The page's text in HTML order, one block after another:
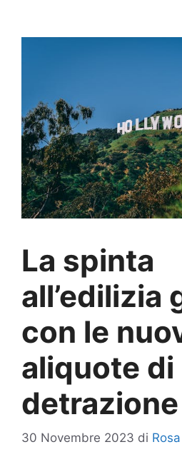
La spinta
all’edilizia
con le
aliquote di
detrazione
30 Novembre 2023 di